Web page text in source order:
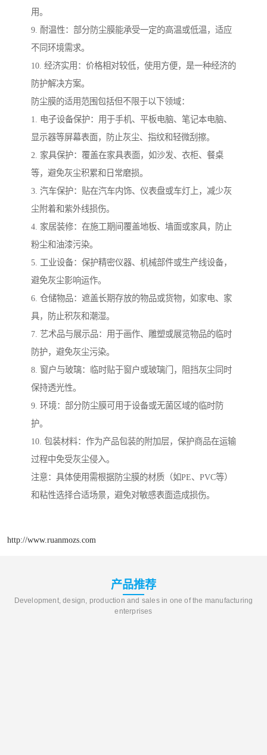
用。
9. 耐温性：部分防尘膜能承受一定的高温或低温，适应
不同环境需求。
10. 经济实用：价格相对较低，使用方便，是一种经济的
防护解决方案。
防尘膜的适用范围包括但不限于以下领域：
1. 电子设备保护：用于手机、平板电脑、笔记本电脑、
显示器等屏幕表面，防止灰尘、指纹和轻微刮擦。
2. 家具保护：覆盖在家具表面，如沙发、衣柜、餐桌
等，避免灰尘积累和日常磨损。
3. 汽车保护：贴在汽车内饰、仪表盘或车灯上，减少灰
尘附着和紫外线损伤。
4. 家居装修：在施工期间覆盖地板、墙面或家具，防止
粉尘和油漆污染。
5. 工业设备：保护精密仪器、机械部件或生产线设备，
避免灰尘影响运作。
6. 仓储物品：遮盖长期存放的物品或货物，如家电、家
具，防止积灰和潮湿。
7. 艺术品与展示品：用于画作、雕塑或展览物品的临时
防护，避免灰尘污染。
8. 窗户与玻璃：临时贴于窗户或玻璃门，阻挡灰尘同时
保持透光性。
9. 环境：部分防尘膜可用于设备或无菌区域的临时防
护。
10. 包装材料：作为产品包装的附加层，保护商品在运输
过程中免受灰尘侵入。
注意：具体使用需根据防尘膜的材质（如PE、PVC等）
和粘性选择合适场景，避免对敏感表面造成损伤。
http://www.ruanmozs.com
产品推荐
Development, design, production and sales in one of the manufacturing
enterprises